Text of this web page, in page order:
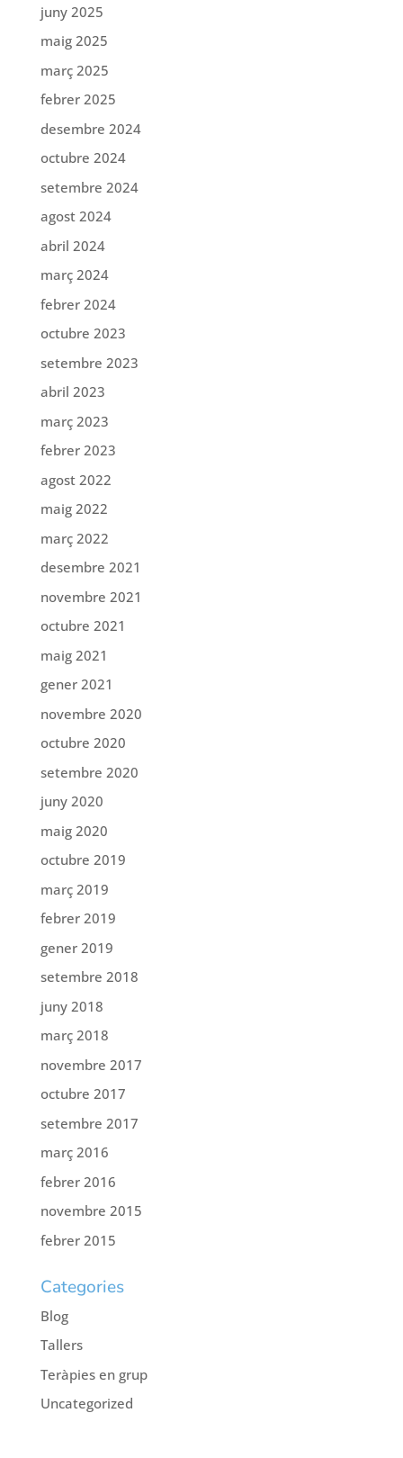
juny 2025
maig 2025
març 2025
febrer 2025
desembre 2024
octubre 2024
setembre 2024
agost 2024
abril 2024
març 2024
febrer 2024
octubre 2023
setembre 2023
abril 2023
març 2023
febrer 2023
agost 2022
maig 2022
març 2022
desembre 2021
novembre 2021
octubre 2021
maig 2021
gener 2021
novembre 2020
octubre 2020
setembre 2020
juny 2020
maig 2020
octubre 2019
març 2019
febrer 2019
gener 2019
setembre 2018
juny 2018
març 2018
novembre 2017
octubre 2017
setembre 2017
març 2016
febrer 2016
novembre 2015
febrer 2015
Categories
Blog
Tallers
Teràpies en grup
Uncategorized